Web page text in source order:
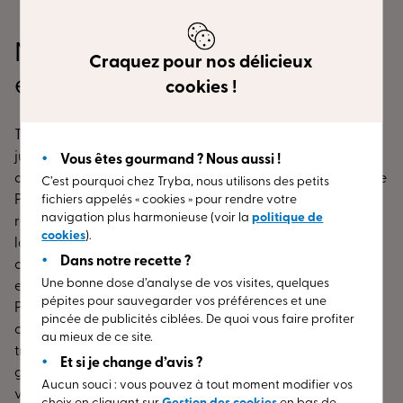
Nos espaces conseils en Eure-
et-Loir
jusqu'au triple vitrage sur mesure. Nos produits,
disponibles dans différents matériaux comme le bois et le
PVC et couleurs, sont garantis pendant 30 ans. Ils sont
réalisés en France. Quel que soit le style de votre
logement, nos conseillers peuvent vous assister dans vos
choix de menuiserie. Obtenez un entretien sans
engagement près de chez vous, dans en Eure-et-Loir.
Pour tous genres de chantiers, vous avez la possibilité de
consulter nos experts. Nous vous garantissons des
travaux faits avec le plus grand soin et une pose de
grande qualité ! Nous sommes à votre disposition pour
vous conseiller et vous procurer un devis sans frais pour
Craquez pour nos délicieux
cookies !
Vous êtes gourmand ? Nous aussi !
C’est pourquoi chez Tryba, nous utilisons des petits
fichiers appelés « cookies » pour rendre votre
navigation plus harmonieuse (voir lapolitique de
cookies).
Dans notre recette ?
Une bonne dose d’analyse de vos visites, quelques
pépites pour sauvegarder vos préférences et une
pincée de publicités ciblées. De quoi vous faire profiter
au mieux de ce site.
Et si je change d’avis ?
Aucun souci : vous pouvez à tout moment modifier vos